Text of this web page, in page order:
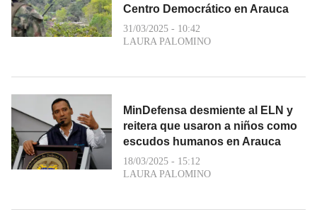
Centro Democrático en Arauca
31/03/2025 - 10:42
LAURA PALOMINO
MinDefensa desmiente al ELN y
reitera que usaron a niños como
escudos humanos en Arauca
18/03/2025 - 15:12
LAURA PALOMINO